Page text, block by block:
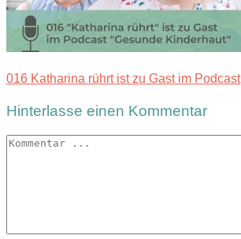
016 Katharina rührt ist zu Gast im Podcast
Hinterlasse einen Kommentar